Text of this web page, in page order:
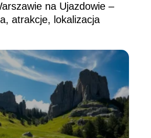
na Ujazdowie –
atrakcje, lokalizacja